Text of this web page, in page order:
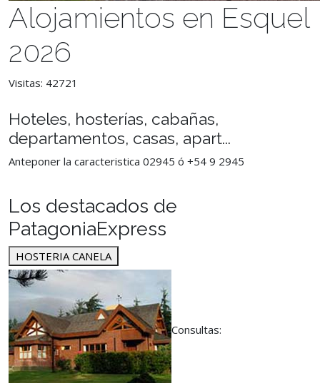
Alojamientos en Esquel
2026
Visitas: 42721
Hoteles, hosterías, cabañas,
departamentos, casas, apart...
Anteponer la caracteristica 02945 ó +54 9 2945
Los destacados de
PatagoniaExpress
HOSTERIA CANELA
Consultas: